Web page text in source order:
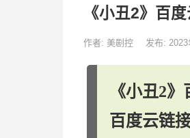
《小丑2》百
作者: 美剧控 发布: 2023
《小丑2
百度云链